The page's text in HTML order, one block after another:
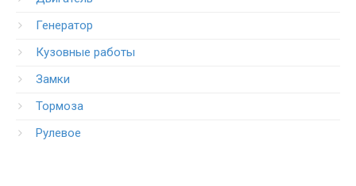
Генератор
Кузовные работы
Замки
Тормоза
Рулевое